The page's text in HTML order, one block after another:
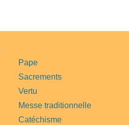
Pape
Sacrements
Vertu
Messe traditionnelle
Catéchisme